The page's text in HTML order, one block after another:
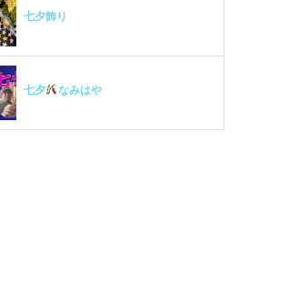
七夕飾り
七夕 なみはや